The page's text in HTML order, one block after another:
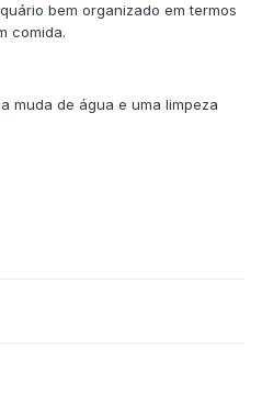
bem organizado em termos
comida.
muda de água e uma limpeza